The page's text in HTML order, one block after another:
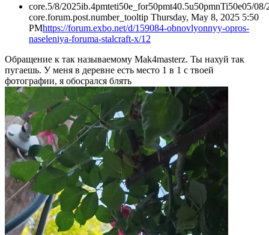
core.5/8/2025ib.4pmteti50e_for50pmt40.5u50pmnTi50e05/08/
core.forum.post.number_tooltip Thursday, May 8, 2025 5:50
PMhttps://forum.exbo.net/d/159084-obnovlyonnyy-opros-
naseleniya-foruma-stalcraft-x/12
Обращение к так называемому Mak4masterz. Ты нахуй так
пугаешь. У меня в деревне есть место 1 в 1 с твоей
фотографии, я обосрался блять